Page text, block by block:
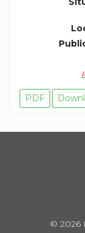
PDF
© 2026